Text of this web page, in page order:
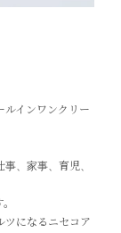
ルインワンクリー
、家事、育児、
ツになるニセコア